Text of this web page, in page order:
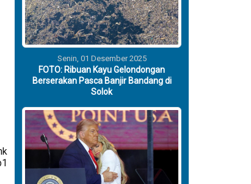
Senin, 01 Desember 2025
FOTO: Ribuan Kayu Gelondongan
Berserakan Pasca Banjir Bandang di
Solok